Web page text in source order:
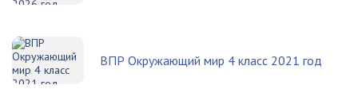
ВПР Окружающий мир 4 класс 2021 год